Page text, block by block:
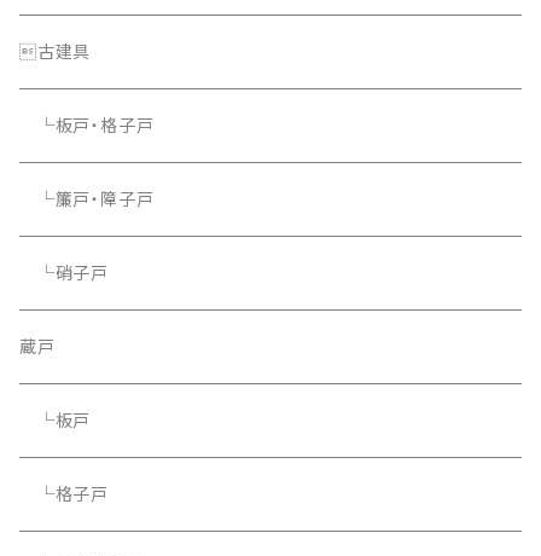
└照明器具
古建具
└板戸・格子戸
└簾戸・障子戸
└硝子戸
蔵戸
└板戸
└格子戸